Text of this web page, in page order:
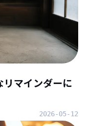
マインダーに
2026-05-12